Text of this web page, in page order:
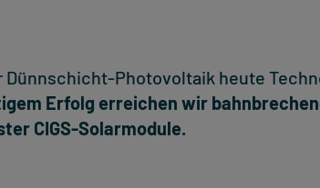
Dünnschicht-Photovoltaik heute
Erfolg erreichen wir
CIGS-Solarmodule.